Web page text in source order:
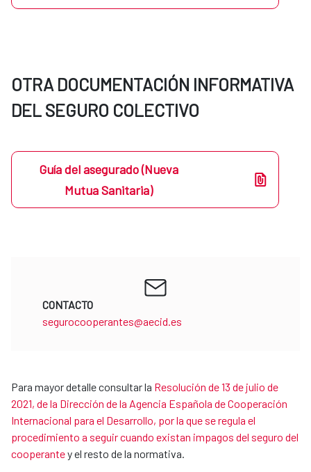
OTRA DOCUMENTACIÓN INFORMATIVA
DEL SEGURO COLECTIVO
Guía del asegurado (Nueva
Mutua Sanitaria)
CONTACTO
segurocooperantes@aecid.es
Para mayor detalle consultar la Resolución de 13 de julio de
2021, de la Dirección de la Agencia Española de Cooperación
Internacional para el Desarrollo, por la que se regula el
procedimiento a seguir cuando existan impagos del seguro del
cooperantey el resto de la normativa.